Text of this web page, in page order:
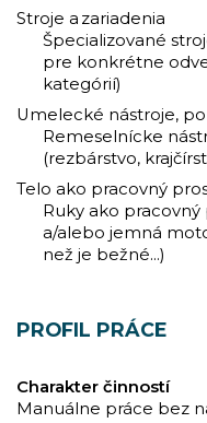
Stroje a zariadenia
Špecializované
pre konkrétne
kategórií)
Umelecké nástroje,
Remeselnícke
(rezbárstvo,
Telo ako pracovný
Ruky ako
a/alebo jemná
než je bežné...)
PROFIL PRÁCE
Charakter činností
Manuálne práce bez